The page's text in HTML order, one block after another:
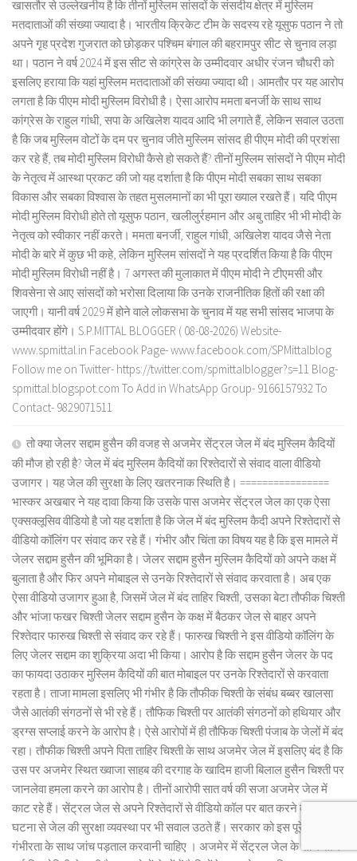
खासतौर से उल्लेखनीय है कि तीनों मुस्लिम सांसदों के संसदीय क्षेत्र में मुस्लिम
मतदाताओं की संख्या ज्यादा है। भारतीय क्रिकेट टीम के सदस्य रहे यूसुफ पठान ने तो
अपने गृह प्रदेश गुजरात को छोड़कर पश्चिम बंगाल की बहरामपुर सीट से चुनाव लड़ा
था। पठान ने वर्ष 2024 में इस सीट से कांग्रेस के उम्मीदवार अधीर रंजन चौधरी को
इसलिए हराया कि यहां मुस्लिम मतदाताओं की संख्या ज्यादा थी। आमतौर पर यह आरोप
लगता है कि पीएम मोदी मुस्लिम विरोधी है। ऐसा आरोप ममता बनर्जी के साथ साथ
कांग्रेस के राहुल गांधी, सपा के अखिलेश यादव आदि भी लगाते हैं, लेकिन सवाल उठता
है कि जब मुस्लिम वोटों के दम पर चुनाव जीते मुस्लिम सांसद ही पीएम मोदी की प्रशंसा
कर रहे हैं, तब मोदी मुस्लिम विरोधी कैसे हो सकते हैं? तीनों मुस्लिम सांसदों ने पीएम मोदी
के नेतृत्व में आस्था प्रकट की जो यह दर्शाता है कि पीएम मोदी सबका साथ सबका
विकास और सबका विश्वास के तहत मुसलमानों का भी पूरा ख्याल रखते हैं। यदि पीएम
मोदी मुस्लिम विरोधी होते तो यूसुफ पठान, खलीलुर्रहमान और अबु ताहिर भी भी मोदी के
नेतृत्व को स्वीकार नहीं करते। ममता बनर्जी, राहुल गांधी, अखिलेश यादव जैसे नेता
मोदी के बारे में कुछ भी कहे, लेकिन मुस्लिम सांसदों ने यह प्रदर्शित किया है कि पीएम
मोदी मुस्लिम विरोधी नहीं है। 7 अगस्त की मुलाकात में पीएम मोदी ने टीएमसी और
शिवसेना से आए सांसदों को भरोसा दिलाया कि उनके राजनीतिक हितों की रक्षा की
जाएगी। यानी वर्ष 2029 में होने वाले लोकसभा के चुनाव में यह सभी सांसद भाजपा के
उम्मीदवार होंगे। S.P.MITTAL BLOGGER ( 08-08-2026) Website-
www.spmittal.in Facebook Page- www.facebook.com/SPMittalblog
Follow me on Twitter- https://twitter.com/spmittalblogger?s=11 Blog-
spmittal.blogspot.com To Add in WhatsApp Group- 9166157932 To
Contact- 9829071511
तो क्या जेलर सद्दाम हुसैन की वजह से अजमेर सेंट्रल जेल में बंद मुस्लिम कैदियों
की मौज हो रही है? जेल में बंद मुस्लिम कैदियों का रिश्तेदारों से संवाद वाला वीडियो
उजागर। यह जेल की सुरक्षा के लिए खतरनाक स्थिति है। ================
भास्कर अखबार ने यह दावा किया कि उसके पास अजमेर सेंट्रल जेल का एक ऐसा
एक्सक्लूसिव वीडियो है जो यह दर्शाता है कि जेल में बंद मुस्लिम कैदी अपने रिश्तेदारों से
वीडियो कॉलिंग पर संवाद कर रहे हैं। गंभीर और चिंता का विषय यह है कि इस मामले में
जेलर सद्दाम हुसैन की भूमिका है। जेलर सद्दाम हुसैन मुस्लिम कैदियों को अपने कक्ष में
बुलाता है और फिर अपने मोबाइल से उनके रिश्तेदारों से संवाद करवाता है। अब एक
ऐसा वीडियो उजागर हुआ है, जिसमें जेल में बंद ताहिर चिश्ती, उसका बेटा तौफीक चिश्ती
और भांजा फखर चिश्ती जेलर सद्दाम हुसैन के कक्ष में बैठकर जेल से बाहर अपने
रिश्तेदार फारुख चिश्ती से संवाद कर रहे हैं। फारुख चिश्ती ने इस वीडियो कॉलिंग के
लिए जेलर सद्दाम का शुक्रिया अदा भी किया। आरोप है कि सद्दाम हुसैन जेलर के पद
का फायदा उठाकर मुस्लिम कैदियों की बात मोबाइल पर उनके रिश्तेदारों से करवाता
रहता है। ताजा मामला इसलिए भी गंभीर है कि तौफीक चिश्ती के संबंध बब्बर खालसा
जैसे आतंकी संगठनों से भी रहे हैं। तौफिक चिश्ती पर आतंकी संगठनों को हथियार और
ड्रग्स सप्लाई करने के आरोप है। ऐसे आरोपों में ही तौफिक चिश्ती पंजाब के जेलों में बंद
रहा। तौफीक चिश्ती अपने पिता ताहिर चिश्ती के साथ अजमेर जेल में इसलिए बंद है कि
उस पर अजमेर स्थित ख्वाजा साहब की दरगाह के खादिम हाजी बिलाल हुसैन चिश्ती पर
जानलेवा हमला करने का आरोप है। तीनों आरोपी सात वर्ष की सजा अजमेर जेल में
काट रहे हैं। सेंट्रल जेल से अपने रिश्तेदारों से वीडियो कॉल पर बात करने की इस
घटना से जेल की सुरक्षा व्यवस्था पर भी सवाल उठते हैं। सरकार को इस पूरे मामले की
गंभीरता के साथ जांच पड़ताल करवानी चाहिए । अजमेर में सेंट्रल जेल के साथ साथ